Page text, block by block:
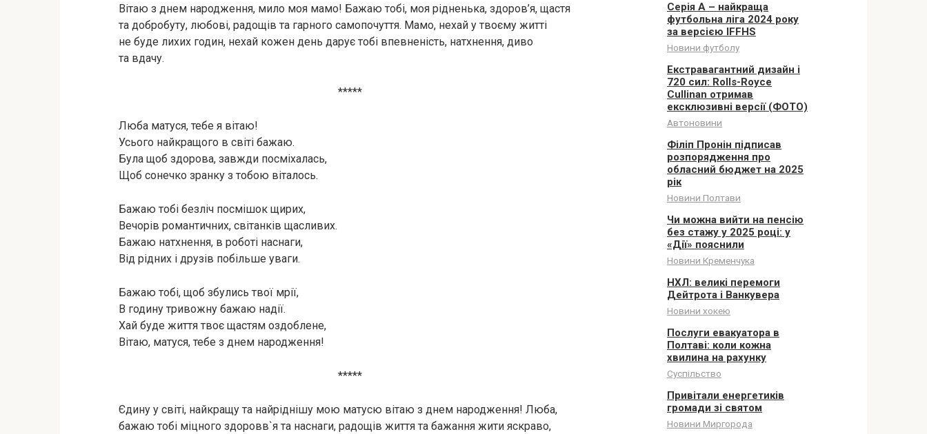
Вітаю з днем народження, мило моя мамо! Бажаю тобі, моя рідненька, здоров’я, щастя
та добробуту, любові, радощів та гарного самопочуття. Мамо, нехай у твоєму житті
не буде лихих годин, нехай кожен день дарує тобі впевненість, натхнення, диво
та вдачу.
*****
Люба матуся, тебе я вітаю!
Усього найкращого в світі бажаю.
Була щоб здорова, завжди посміхалась,
Щоб сонечко зранку з тобою віталось.
Бажаю тобі безліч посмішок щирих,
Вечорів романтичних, світанків щасливих.
Бажаю натхнення, в роботі наснаги,
Від рідних і друзів побільше уваги.
Бажаю тобі, щоб збулись твої мрії,
В годину тривожну бажаю надії.
Хай буде життя твоє щастям оздоблене,
Вітаю, матуся, тебе з днем народження!
*****
Єдину у світі, найкращу та найріднішу мою матусю вітаю з днем народження! Люба,
бажаю тобі міцного здоровв`я та наснаги, радощів життя та бажання жити яскраво,
Серія А – найкраща
футбольна ліга 2024 року
за версією IFFHS
Новини футболу
Екстравагантний дизайн і
720 сил: Rolls-Royce
Cullinan отримав
ексклюзивні версії (ФОТО)
Автоновини
Філіп Пронін підписав
розпорядження про
обласний бюджет на 2025
рік
Новини Полтави
Чи можна вийти на пенсію
без стажу у 2025 році: у
«Дії» пояснили
Новини Кременчука
НХЛ: великі перемоги
Дейтрота і Ванкувера
Новини хокею
Послуги евакуатора в
Полтаві: коли кожна
хвилина на рахунку
Суспільство
Привітали енергетиків
громади зі святом
Новини Миргорода